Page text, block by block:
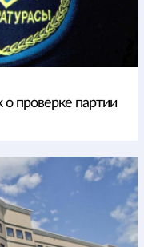
о проверке партии